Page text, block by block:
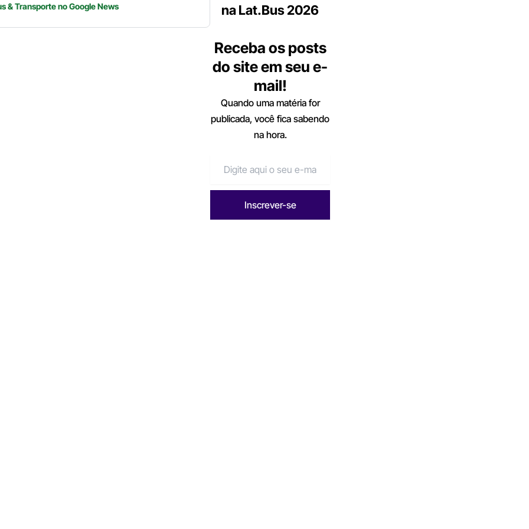
& Transporteno Google News
na Lat.Bus 2026
Receba os posts
do site em seu e-
mail!
Quando uma matéria for
publicada, você fica sabendo
na hora.
Inscrever-se